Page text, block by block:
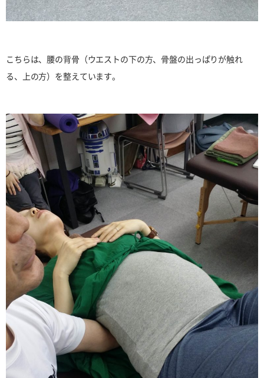
こちらは、腰の背骨（ウエストの下の方、骨盤の出っぱりが触れ
る、上の方）を整えています。